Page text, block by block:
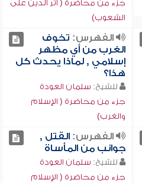
جزء من محاضرة ( أثر الدين على
الشعوب)
الفهرس: تخوف
الغرب من أي مظهر
إسلامي , لماذا يحدث كل
هذا؟
للشيخ: سلمان العودة
جزء من محاضرة ( الإسلام
والغرب)
الفهرس:القتل ,
جوانب من المأساة
للشيخ: سلمان العودة
جزء من محاضرة ( الإسلام